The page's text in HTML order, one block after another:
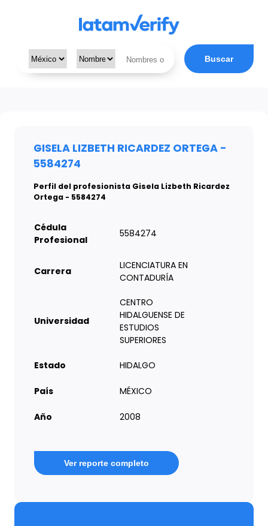
Buscar
GISELA LIZBETH RICARDEZ ORTEGA -
5584274
Perfil del profesionista Gisela Lizbeth Ricardez
Ortega - 5584274
Cédula
Profesional
5584274
Carrera
LICENCIATURA EN
CONTADURÍA
Universidad
CENTRO
HIDALGUENSE DE
ESTUDIOS
SUPERIORES
Estado HIDALGO
País MÉXICO
Año 2008
Ver reporte completo